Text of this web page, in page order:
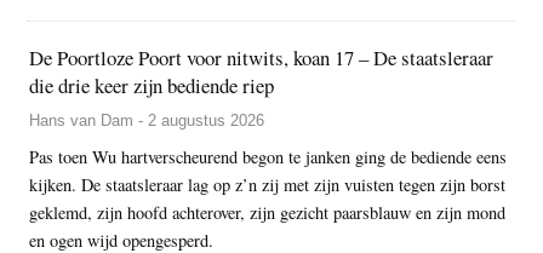
De Poortloze Poort voor nitwits, koan 17 – De staatsleraar
die drie keer zijn bediende riep
Hans van Dam - 2 augustus 2026
Pas toen Wu hartverscheurend begon te janken ging de bediende eens
kijken. De staatsleraar lag op z’n zij met zijn vuisten tegen zijn borst
geklemd, zijn hoofd achterover, zijn gezicht paarsblauw en zijn mond
en ogen wijd opengesperd.